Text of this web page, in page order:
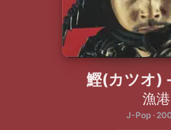
鰹(カツオ)
漁港
J-Pop ·